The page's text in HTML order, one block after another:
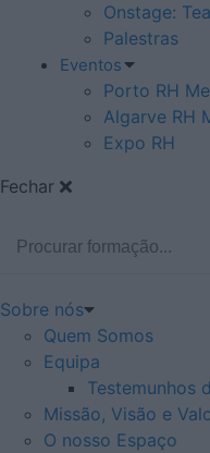
Onstage:
Palestras
Eventos
Porto RH
Algarve RH
Expo RH
Fechar
Sobre nós
Quem Somos
Equipa
Testemunhos
Missão, Visão e
O nosso Espaço